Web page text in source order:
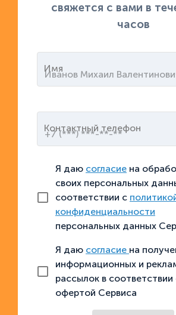
свяжется с вами в
часов
Имя
Контактный телефон
Я даю согласие на
своих персональных
соответствии с
конфиденциальности
персональных данных
Я даю согласие на
информационных и
рассылок в соответствии
офертой Сервиса